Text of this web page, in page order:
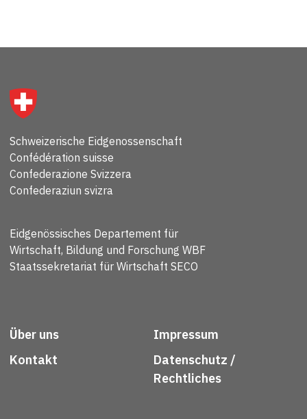
Schweizerische Eidgenossenschaft
Confédération suisse
Confederazione Svizzera
Confederaziun svizra
Eidgenössisches Departement für
Wirtschaft, Bildung und Forschung WBF
Staatssekretariat für Wirtschaft SECO
Über uns
Kontakt
Impressum
Datenschutz /
Rechtliches